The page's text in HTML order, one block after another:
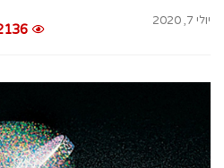
יולי 7, 2020